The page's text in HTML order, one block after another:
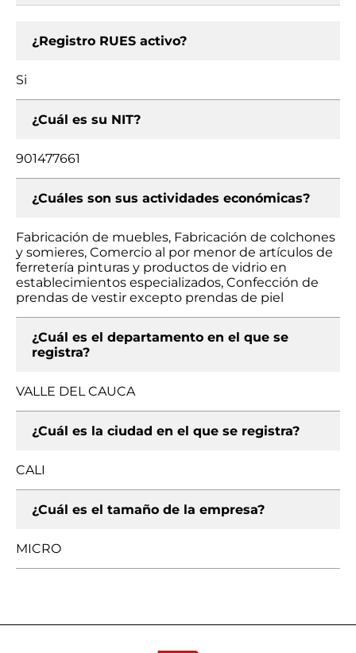
¿Registro RUES activo?
Si
¿Cuál es su NIT?
901477661
¿Cuáles son sus actividades económicas?
Fabricación de muebles, Fabricación de colchones
y somieres, Comercio al por menor de artículos de
ferretería pinturas y productos de vidrio en
establecimientos especializados, Confección de
prendas de vestir excepto prendas de piel
¿Cuál es el departamento en el que se
registra?
VALLE DEL CAUCA
¿Cuál es la ciudad en el que se registra?
CALI
¿Cuál es el tamaño de la empresa?
MICRO